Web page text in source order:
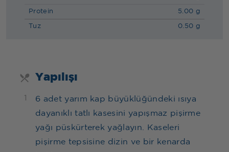
Protein 5.00 g
Tuz 0.50 g
Yapılışı
1
6 adet yarım kap büyüklüğündeki ısıya
dayanıklı tatlı kasesini yapışmaz pişirme
yağı püskürterek yağlayın. Kaseleri
pişirme tepsisine dizin ve bir kenarda